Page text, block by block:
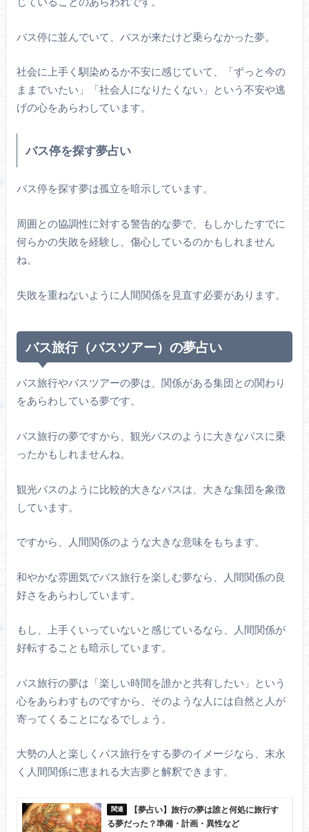
バス停に並んでいて、バスが来たけど乗らなかった夢。
社会に上手く馴染めるか不安に感じていて、「ずっと今の
ままでいたい」「社会人になりたくない」という不安や逃
げの心をあらわしています。
バス停を探す夢占い
バス停を探す夢は孤立を暗示しています。
周囲との協調性に対する警告的な夢で、もしかしたすでに
何らかの失敗を経験し、傷心しているのかもしれません
ね。
失敗を重ねないように人間関係を見直す必要があります。
バス旅行（バスツアー）の夢占い
バス旅行やバスツアーの夢は、関係がある集団との関わり
をあらわしている夢です。
バス旅行の夢ですから、観光バスのように大きなバスに乗
ったかもしれませんね。
観光バスのように比較的大きなバスは、大きな集団を象徴
しています。
ですから、人間関係のような大きな意味をもちます。
和やかな雰囲気でバス旅行を楽しむ夢なら、人間関係の良
好さをあらわしています。
もし、上手くいっていないと感じているなら、人間関係が
好転することも暗示しています。
バス旅行の夢は「楽しい時間を誰かと共有したい」という
心をあらわすものですから、そのような人には自然と人が
寄ってくることになるでしょう。
大勢の人と楽しくバス旅行をする夢のイメージなら、末永
く人間関係に恵まれる大吉夢と解釈できます。
【夢占い】旅行の夢は誰と何処に旅行す
る夢だった？準備・計画・異性など